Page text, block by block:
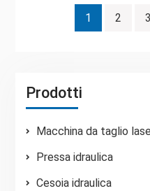
Navigazione
1 2 3
Prodotti
Macchina da taglio
Pressa idraulica
Cesoia idraulica